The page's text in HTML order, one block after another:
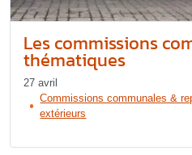
Les commissions
thématiques
27 avril
Commissions communales &
extérieurs